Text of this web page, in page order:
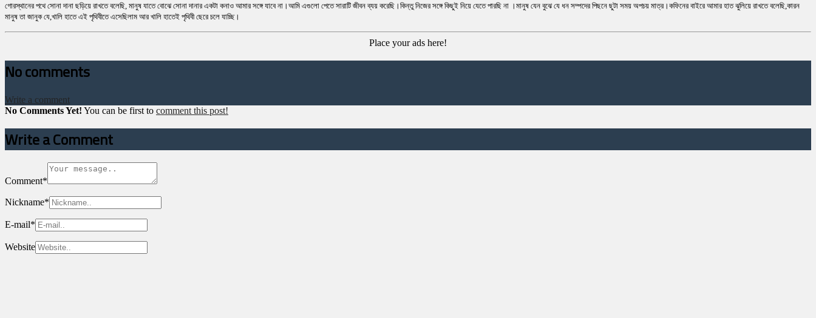
গোরস্থানের পথে সোনা দানা ছড়িয়ে রাখতে বলেছি, মানুষ যাতে বোঝে সোনা দানার একটা কনাও আমার সঙ্গে যাবে না।আমি এগুলো পেতে সারাটি জীবন ব্যয় করেছি।কিন্তু নিজের সঙ্গে কিছুই নিয়ে যেতে পারছি না ।মানুষ যেন বুঝে যে ধন সম্পদের পিছনে ছুটা সময় অপচয় মাত্র।কফিনের বাইরে আমার হাত ঝুলিয়ে রাখতে বলেছি,কারন
মানুষ তা জানুক যে,খালি হাতে এই পৃথিবীতে এসেছিলাম আর খালি হাতেই পৃথিবী ছেরে চলে যাচ্ছি।
Place your ads here!
No comments
Write a comment
No Comments Yet! You can be first to comment this post!
Write a Comment
Comment*
Nickname*
E-mail*
Website